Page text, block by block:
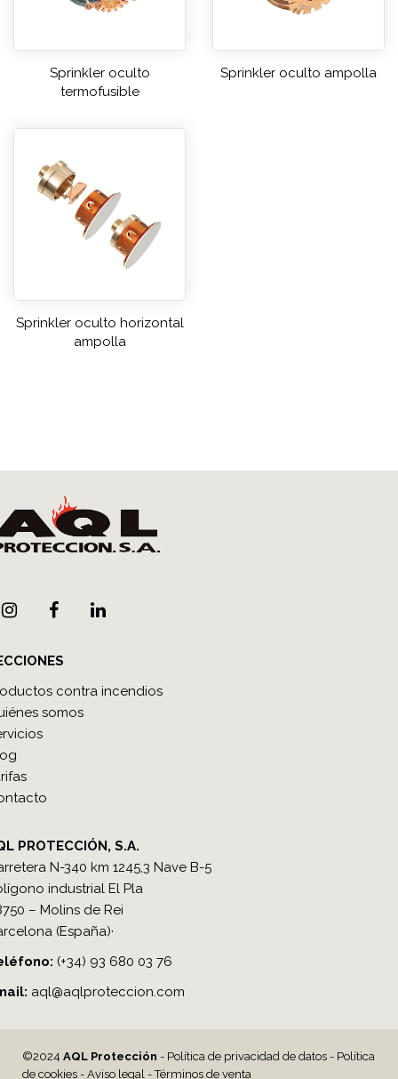
Sprinkler oculto
termofusible
Sprinkler oculto ampolla
Sprinkler oculto horizontal
ampolla
contra incendios
somos
PROTECCIÓN, S.A.
N-340 km 1245,3 Nave B-5
industrial El Pla
– Molins de Rei
(España)·
(+34) 93 680 03 76
aql@aqlproteccion.com
©2024 AQL Protección - Política de privacidad de datos - Política
de cookies - Aviso legal -Términos de venta